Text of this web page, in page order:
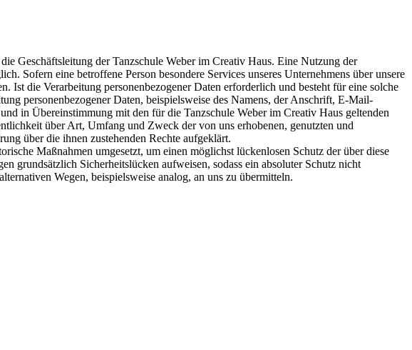
Geschäftsleitung der Tanzschule Weber im Creativ Haus. Eine Nutzung der
Sofern eine betroffene Person besondere Services unseres Unternehmens über unsere
Ist die Verarbeitung personenbezogener Daten erforderlich und besteht für eine solche
personenbezogener Daten, beispielsweise des Namens, der Anschrift, E-Mail-
in Übereinstimmung mit den für die Tanzschule Weber im Creativ Haus geltenden
über Art, Umfang und Zweck der von uns erhobenen, genutzten und
über die ihnen zustehenden Rechte aufgeklärt.
Maßnahmen umgesetzt, um einen möglichst lückenlosen Schutz der über diese
grundsätzlich Sicherheitslücken aufweisen, sodass ein absoluter Schutz nicht
Wegen, beispielsweise analog, an uns zu übermitteln.